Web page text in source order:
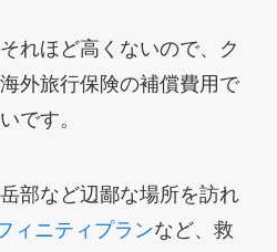
れほど高くないので、ク
外旅行保険の補償費用で
です。
部など辺鄙な場所を訪れ
ィニティプランなど、救